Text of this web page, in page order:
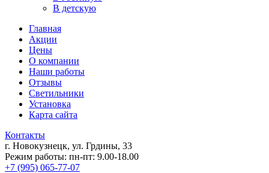
В детскую
Главная
Акции
Цены
О компании
Наши работы
Отзывы
Светильники
Установка
Карта сайта
Контакты
г. Новокузнецк, ул. Грдины, 33
Режим работы: пн-пт: 9.00-18.00
+7 (995) 065-77-07